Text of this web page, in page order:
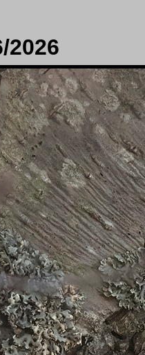
2026